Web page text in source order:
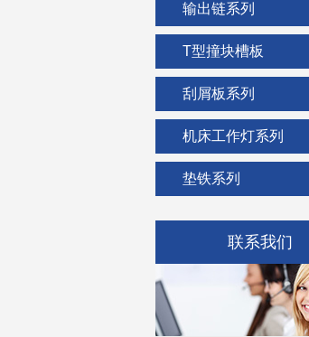
输出链系列
T型撞块槽板
刮屑板系列
机床工作灯系列
垫铁系列
联系我们